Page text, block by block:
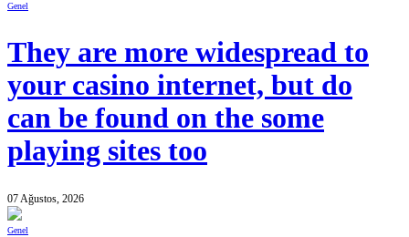
Genel
They are more widespread to
your casino internet, but do
can be found on the some
playing sites too
07 Ağustos, 2026
Genel